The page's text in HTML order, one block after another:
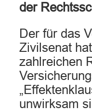
der
Der für das
Zivilsenat
zahlreichen
unwirksam